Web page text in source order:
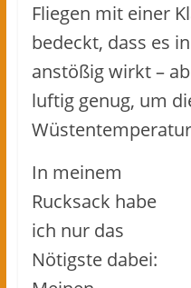
Fliegen mit einer
bedeckt, dass es
anstößig wirkt –
luftig genug, um
In meinem
Rucksack habe
ich nur das
Nötigste dabei: